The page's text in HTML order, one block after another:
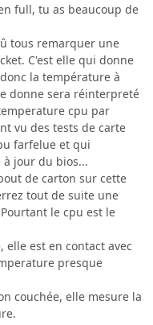
full, tu as beaucoup de
tous remarquer une
C'est elle qui donne
la température à
donne sera réinterpreté
cpu par
vu des tests de carte
farfelue et qui
jour du bios...
de carton sur cette
tout de suite une
le cpu est le
elle est en contact avec
presque
couchée, elle mesure la